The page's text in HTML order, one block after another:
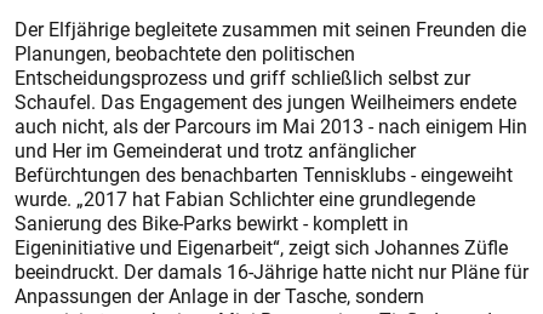
Der Elfjährige begleitete zusammen mit seinen Freunden die
Planungen, beobachtete den politischen
Entscheidungsprozess und griff schließlich selbst zur
Schaufel. Das Engagement des jungen Weilheimers endete
auch nicht, als der Parcours im Mai 2013 - nach einigem Hin
und Her im Gemeinderat und trotz anfänglicher
Befürchtungen des benachbarten Tennisklubs - eingeweiht
wurde. „2017 hat Fabian Schlichter eine grundlegende
Sanierung des Bike-Parks bewirkt - komplett in
Eigeninitiative und Eigenarbeit“, zeigt sich Johannes Züfle
beeindruckt. Der damals 16-Jährige hatte nicht nur Pläne für
Anpassungen der Anlage in der Tasche, sondern